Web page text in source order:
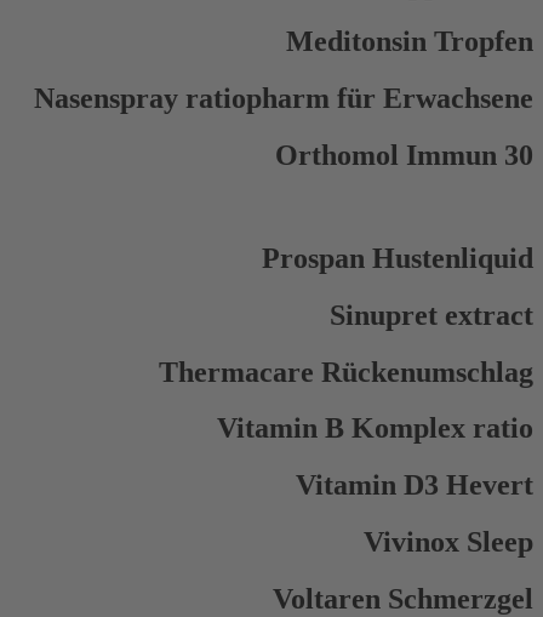
Meditonsin Tropfen
Nasenspray ratiopharm für Erwachsene
Orthomol Immun 30
Prospan Hustenliquid
Sinupret extract
Thermacare Rückenumschlag
Vitamin B Komplex ratio
Vitamin D3 Hevert
Vivinox Sleep
Voltaren Schmerzgel